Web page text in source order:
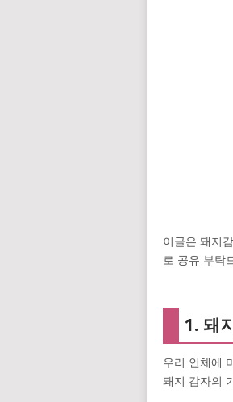
이글은 돼지
로 공유 부탁
1. 돼
우리 인체에
돼지 감자의